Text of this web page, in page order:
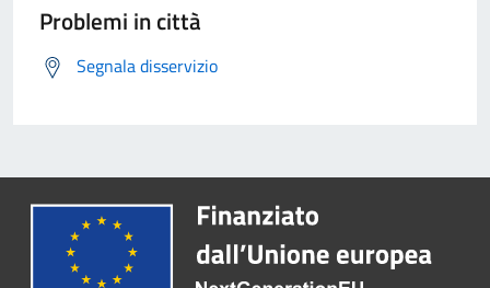
Problemi in città
Segnala disservizio